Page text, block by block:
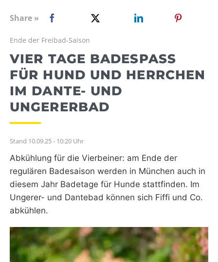
WEBRADIO
Share »
Ende der Freibad-Saison
VIER TAGE BADESPASS F
ÜR HUND UND HERRCHEN I
M DANTE- UND U
NGERERBAD
Stand 10.09.25 - 10:20 Uhr
Abkühlung für die Vierbeiner: am Ende der
regulären Badesaison werden in München auch in
diesem Jahr Badetage für Hunde stattfinden. Im
Ungerer- und Dantebad können sich Fiffi und Co.
abkühlen.